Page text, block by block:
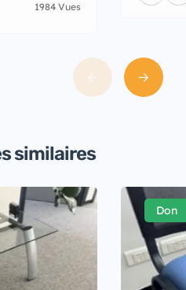
1984 Vues
similaires
Don